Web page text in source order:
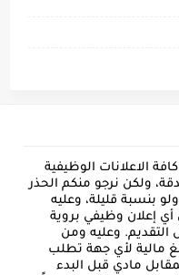
الاعلانات الوظيفية
ولكن نرجو منكم الحذر
بنسبة قليلة، وعليه
أي إعلان وظيفي بروية
وعليه ومن
مالية لأي جهة تطلب
مادي قبل البدء